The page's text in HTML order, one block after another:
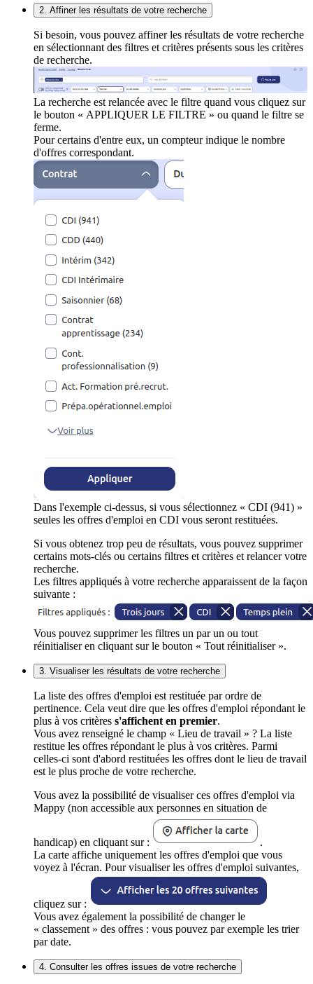
2. Affiner les résultats de votre recherche
Si besoin, vous pouvez affiner les résultats de votre recherche
en sélectionnant des filtres et critères présents sous les critères
de recherche.
La recherche est relancée avec le filtre quand vous cliquez sur
le bouton « APPLIQUER LE FILTRE » ou quand le filtre se
ferme.
Pour certains d'entre eux, un compteur indique le nombre
d'offres correspondant.
Dans l'exemple ci-dessus, si vous sélectionnez « CDI (941) »
seules les offres d'emploi en CDI vous seront restituées.
Si vous obtenez trop peu de résultats, vous pouvez supprimer
certains mots-clés ou certains filtres et critères et relancer votre
recherche.
Les filtres appliqués à votre recherche apparaissent de la façon
suivante :
Vous pouvez supprimer les filtres un par un ou tout
réinitialiser en cliquant sur le bouton « Tout réinitialiser ».
3. Visualiser les résultats de votre recherche
La liste des offres d'emploi est restituée par ordre de
pertinence. Cela veut dire que les offres d'emploi répondant le
plus à vos critères s'affichent en premier.
Vous avez renseigné le champ « Lieu de travail » ? La liste
restitue les offres répondant le plus à vos critères. Parmi
celles-ci sont d'abord restituées les offres dont le lieu de travail
est le plus proche de votre recherche.
Vous avez la possibilité de visualiser ces offres d'emploi via
Mappy (non accessible aux personnes en situation de
handicap) en cliquant sur :
.
La carte affiche uniquement les offres d'emploi que vous
voyez à l'écran. Pour visualiser les offres d'emploi suivantes,
cliquez sur :
Vous avez également la possibilité de changer le
« classement » des offres : vous pouvez par exemple les trier
par date.
4. Consulter les offres issues de votre recherche